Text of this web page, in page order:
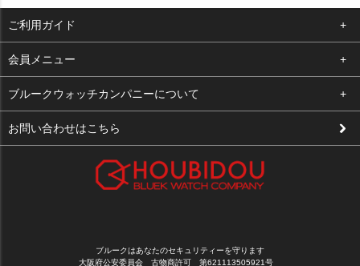
ご利用ガイド
よくある質問
支払い・送料
修理依頼
会員メニュー
ログイン
お気に入り
ブルークウォッチカンパニーについて
会社概要
お問い合わせはこちら
ブルークはあなたのセキュリティーを守ります
大阪府公安委員会 古物商許可 第621113505921号